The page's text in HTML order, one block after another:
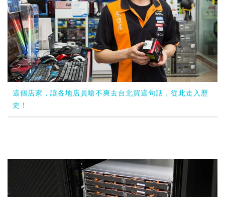
這個店家，讓各地店員嗆不爽去台北買這句話，從此走入歷
史！